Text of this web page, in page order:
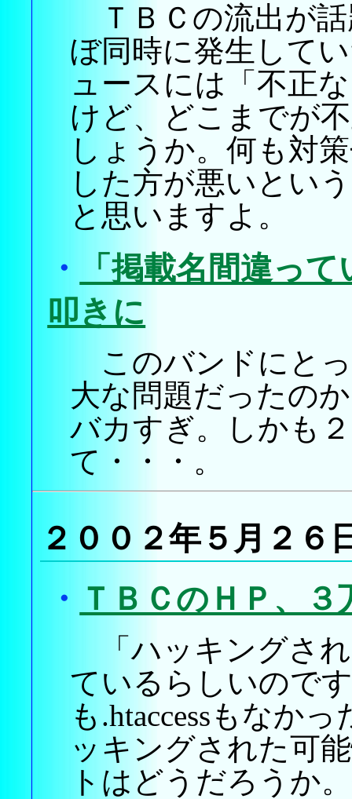
ＴＢＣの流出が
ぼ同時に発生して
ュースには「不正
けど、どこまでが
しょうか。何も対
した方が悪いとい
と思いますよ。
・
「掲載名間違っ
叩きに
このバンドにと
大な問題だったの
バカすぎ。しかも
て・・・。
２００２年５月２６
・ ＴＢＣのＨＰ、
「ハッキングさ
ているらしいので
も.htaccessもなか
ッキングされた可
トはどうだろうか